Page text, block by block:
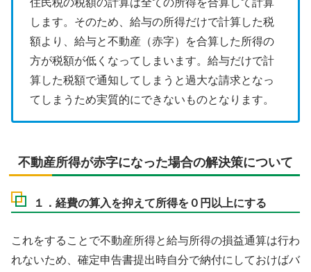
します。そのため、給与の所得だけで計算した税
額より、給与と不動産（赤字）を合算した所得の
方が税額が低くなってしまいます。給与だけで計
算した税額で通知してしまうと過大な請求となっ
てしまうため実質的にできないものとなります。
不動産所得が赤字になった場合の解決策について
１．経費の算入を抑えて所得を０円以上にする
これをすることで不動産所得と給与所得の損益通算は行わ
れないため、確定申告書提出時自分で納付にしておけばバ